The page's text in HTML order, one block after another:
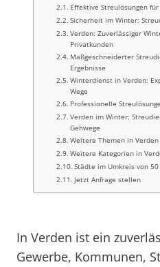
Effektive Streulösungen
Sicherheit im Winter:
Verden: Zuverlässiger
Privatkunden
Maßgeschneiderter
Ergebnisse
Winterdienst in Verden:
Wege
Professionelle
Verden im Winter:
Gehwege
Weitere Themen in Verden
Weitere Kategorien in
Städte im Umkreis von 50
Jetzt Anfrage stellen
In Verden ist ein
Gewerbe, Kommunen,